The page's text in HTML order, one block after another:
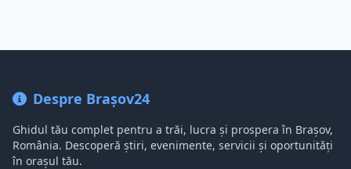
Despre Brașov24
Ghidul tău complet pentru a trăi, lucra și prospera în Brașov,
România. Descoperă știri, evenimente, servicii și oportunități
în orașul tău.